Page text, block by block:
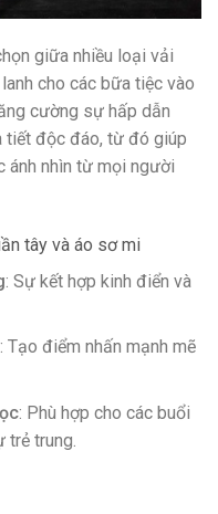
giữa nhiều loại vải
cho các bữa tiệc vào
cường sự hấp dẫn
tiết độc đáo, từ đó giúp
ánh nhìn từ mọi người
tây và áo sơ mi
: Sự kết hợp kinh điển và
: Tạo điểm nhấn mạnh mẽ
: Phù hợp cho các buổi
trẻ trung.